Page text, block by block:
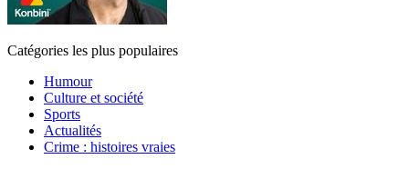
Catégories les plus populaires
Humour
Culture et société
Sports
Actualités
Crime : histoires vraies